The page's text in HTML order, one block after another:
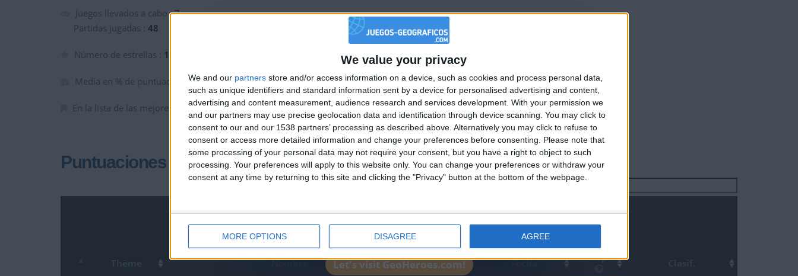
We value your privacy
We and our partners store and/or access information on a device, such as cookies and process personal data,
such as unique identifiers and standard information sent by a device for personalised advertising and content,
advertising and content measurement, audience research and services development. With your permission we
and our partners may use precise geolocation data and identification through device scanning. You may click to
consent to our and our 1538 partners’ processing as described above. Alternatively you may click to refuse to
consent or access more detailed information and change your preferences before consenting.
Please note that
some processing of your personal data may not require your consent, but you have a right to object to such
processing. Your preferences will apply to this website only. You can change your preferences or withdraw your
consent at any time by returning to this site and clicking the "Privacy" button at the bottom of the webpage.
MORE OPTIONS DISAGREE AGREE
Juegos llevados a cabo :7
Partidas jugadas : 48
Número de estrellas : 13
Media en % de puntuación max. :85.39%
En la lista de las mejores partidas :0
Puntuaciones
Buscar:
1 2
Thème Nombre
Mejor
resultados
Fecha Top Clasif.
🇺🇸 We noticed you’re visiting from
an English-speaking country
Join our American version now and be among
the firsts to submit your score on our
leaderboards!
Let's visit GeoHeroes.com!